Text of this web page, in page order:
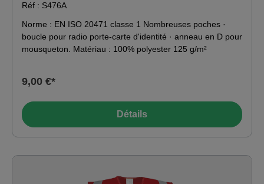
Réf : S476A
Norme : EN ISO 20471 classe 1 Nombreuses poches ·
boucle pour radio porte-carte d'identité · anneau en D pour
mousqueton. Matériau : 100% polyester 125 g/m²
9,00 €*
Détails